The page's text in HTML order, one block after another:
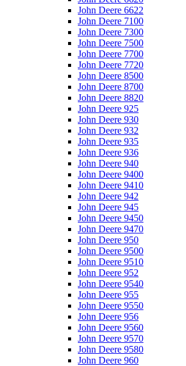
John Deere 6622
John Deere 7100
John Deere 7300
John Deere 7500
John Deere 7700
John Deere 7720
John Deere 8500
John Deere 8700
John Deere 8820
John Deere 925
John Deere 930
John Deere 932
John Deere 935
John Deere 936
John Deere 940
John Deere 9400
John Deere 9410
John Deere 942
John Deere 945
John Deere 9450
John Deere 9470
John Deere 950
John Deere 9500
John Deere 9510
John Deere 952
John Deere 9540
John Deere 955
John Deere 9550
John Deere 956
John Deere 9560
John Deere 9570
John Deere 9580
John Deere 960